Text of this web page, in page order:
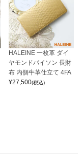
HALEINE 一枚革 ダイ
ヤモンドパイソン 長財
布 内側牛革仕立て 4FA
¥27,500(税込)